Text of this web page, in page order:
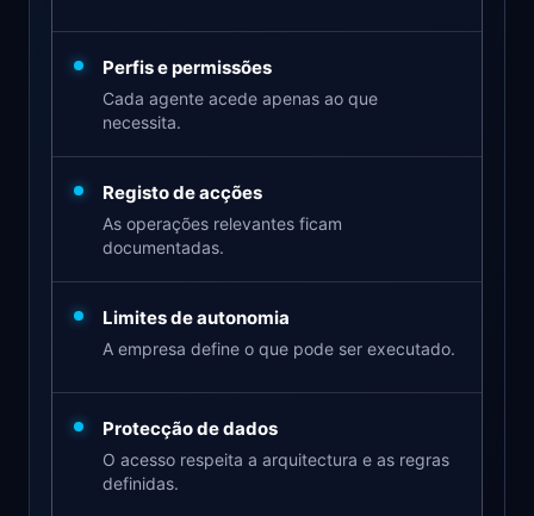
Perfis e permissões
Cada agente acede apenas ao que
necessita.
Registo de acções
As operações relevantes ficam
documentadas.
Limites de autonomia
A empresa define o que pode ser executado.
Protecção de dados
O acesso respeita a arquitectura e as regras
definidas.